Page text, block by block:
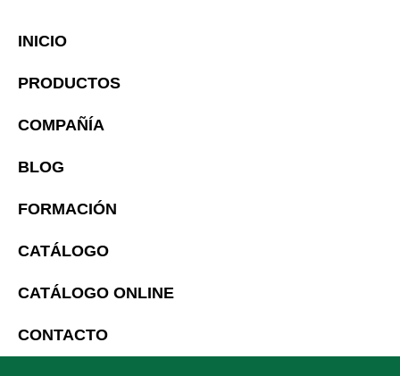
INICIO
PRODUCTOS
COMPAÑÍA
BLOG
FORMACIÓN
CATÁLOGO
CATÁLOGO ONLINE
CONTACTO